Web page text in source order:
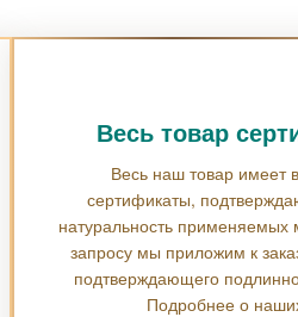
Весь товар
Весь наш товар имеет
сертификаты,
натуральность
запросу мы приложим к
подтверждающего
Подробнее о